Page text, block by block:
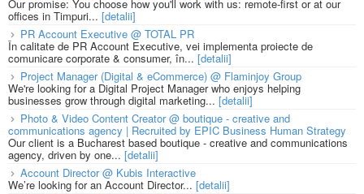
Our promise: You choose how you'll work with us: remote-first or at our
offices in Timpuri... [detalii]
PR Account Executive @ TOTAL PR
În calitate de PR Account Executive, vei implementa proiecte de
comunicare corporate & consumer, în... [detalii]
Project Manager (Digital & eCommerce) @ Flaminjoy Group
We're looking for a Digital Project Manager who enjoys helping
businesses grow through digital marketing... [detalii]
Photo & Video Content Creator @ boutique - creative and
communications agency | Recruited by EPIC Business Human Strategy
Our client is a Bucharest based boutique - creative and communications
agency, driven by one... [detalii]
Account Director @ Kubis Interactive
We’re looking for an Account Director... [detalii]